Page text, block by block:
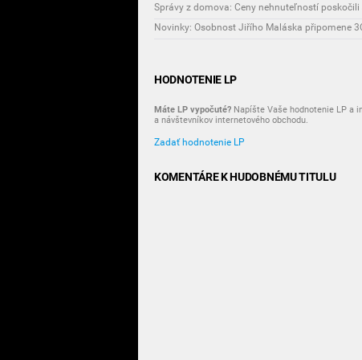
Správy z domova: Ceny nehnuteľností
HODNOTENIE LP
Máte LP vypočuté? Napíšte Vaše hodnotenie LP a
a návštevníkov internetového obchodu.
Zadať hodnotenie LP
KOMENTÁRE K HUDOBNÉMU TITULU